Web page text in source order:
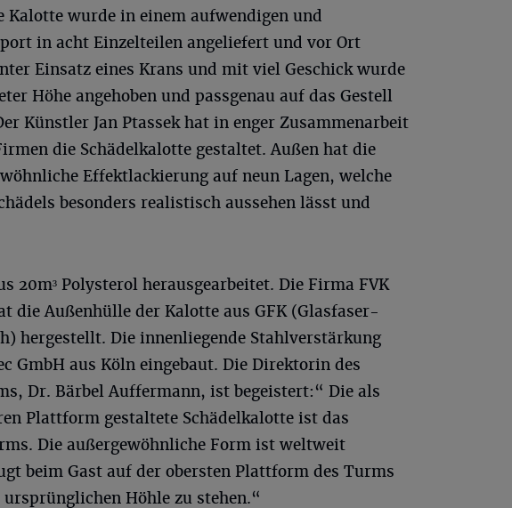
Kalotte wurde in einem aufwendigen und
in acht Einzelteilen angeliefert und vor Ort
Einsatz eines Krans und mit viel Geschick wurde
Höhe angehoben und passgenau auf das Gestell
Künstler Jan Ptassek hat in enger Zusammenarbeit
die Schädelkalotte gestaltet. Außen hat die
Effektlackierung auf neun Lagen, welche
besonders realistisch aussehen lässt und
20m³ Polysterol herausgearbeitet. Die Firma FVK
die Außenhülle der Kalotte aus GFK (Glasfaser-
hergestellt. Die innenliegende Stahlverstärkung
GmbH aus Köln eingebaut. Die Direktorin des
Dr. Bärbel Auffermann, ist begeistert:“ Die als
Plattform gestaltete Schädelkalotte ist das
Die außergewöhnliche Form ist weltweit
beim Gast auf der obersten Plattform des Turms
Höhle zu stehen.“